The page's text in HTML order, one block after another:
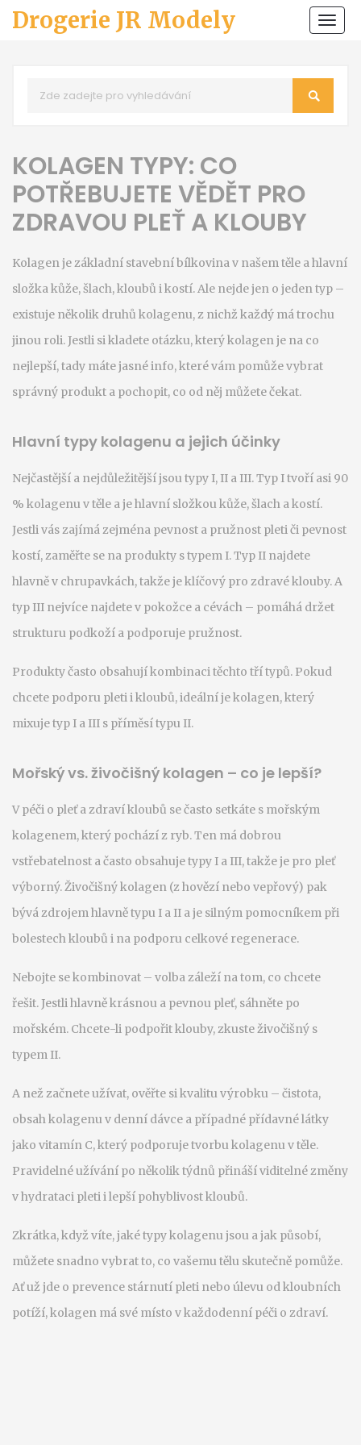
Drogerie JR Modely
KOLAGEN TYPY: CO
POTŘEBUJETE VĚDĚT PRO
ZDRAVOU PLEŤ A KLOUBY
Kolagen je základní stavební bílkovina v našem těle a hlavní
složka kůže, šlach, kloubů i kostí. Ale nejde jen o jeden typ –
existuje několik druhů kolagenu, z nichž každý má trochu
jinou roli. Jestli si kladete otázku, který kolagen je na co
nejlepší, tady máte jasné info, které vám pomůže vybrat
správný produkt a pochopit, co od něj můžete čekat.
Hlavní typy kolagenu a jejich účinky
Nejčastější a nejdůležitější jsou typy I, II a III. Typ I tvoří asi 90
% kolagenu v těle a je hlavní složkou kůže, šlach a kostí.
Jestli vás zajímá zejména pevnost a pružnost pleti či pevnost
kostí, zaměřte se na produkty s typem I. Typ II najdete
hlavně v chrupavkách, takže je klíčový pro zdravé klouby. A
typ III nejvíce najdete v pokožce a cévách – pomáhá držet
strukturu podkoží a podporuje pružnost.
Produkty často obsahují kombinaci těchto tří typů. Pokud
chcete podporu pleti i kloubů, ideální je kolagen, který
mixuje typ I a III s příměsí typu II.
Mořský vs. živočišný kolagen – co je lepší?
V péči o pleť a zdraví kloubů se často setkáte s mořským
kolagenem, který pochází z ryb. Ten má dobrou
vstřebatelnost a často obsahuje typy I a III, takže je pro pleť
výborný. Živočišný kolagen (z hovězí nebo vepřový) pak
bývá zdrojem hlavně typu I a II a je silným pomocníkem při
bolestech kloubů i na podporu celkové regenerace.
Nebojte se kombinovat – volba záleží na tom, co chcete
řešit. Jestli hlavně krásnou a pevnou pleť, sáhněte po
mořském. Chcete-li podpořit klouby, zkuste živočišný s
typem II.
A než začnete užívat, ověřte si kvalitu výrobku – čistota,
obsah kolagenu v denní dávce a případné přídavné látky
jako vitamín C, který podporuje tvorbu kolagenu v těle.
Pravidelné užívání po několik týdnů přináší viditelné změny
v hydrataci pleti i lepší pohyblivost kloubů.
Zkrátka, když víte, jaké typy kolagenu jsou a jak působí,
můžete snadno vybrat to, co vašemu tělu skutečně pomůže.
Ať už jde o prevence stárnutí pleti nebo úlevu od kloubních
potíží, kolagen má své místo v každodenní péči o zdraví.